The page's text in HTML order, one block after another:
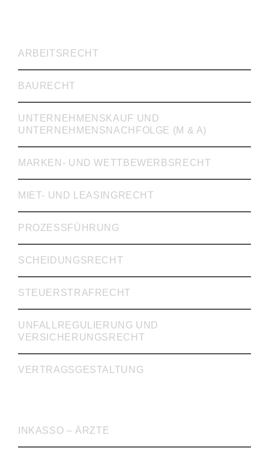
ARBEITSRECHT
BAURECHT
UNTERNEHMENSKAUF UND
UNTERNEHMENSNACHFOLGE (M & A)
MARKEN- UND WETTBEWERBSRECHT
MIET- UND LEASINGRECHT
PROZESSFÜHRUNG
SCHEIDUNGSRECHT
STEUERSTRAFRECHT
UNFALLREGULIERUNG UND
VERSICHERUNGSRECHT
VERTRAGSGESTALTUNG
INKASSO – ÄRZTE